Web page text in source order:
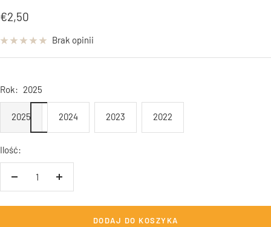
Cena
obniżona
€2,50
Brak opinii
Rok: 2025
2025 2024 2023 2022
Ilość:
Zwiększ
Zmniejsz
DODAJ DO KOSZYKA